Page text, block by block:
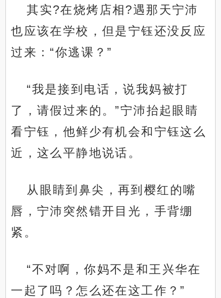
其实?在烧烤店相?遇那天宁沛
也应该在学校，但是宁钰还没反应
过来：“你逃课？”
“我是接到电话，说我妈被打
了，请假过来的。”宁沛抬起眼睛
看宁钰，他鲜少有机会和宁钰这么
近，这么平静地说话。
从眼睛到鼻尖，再到樱红的嘴
唇，宁沛突然错开目光，手背绷
紧。
“不对啊，你妈不是和王兴华在
一起了吗？怎么还在这工作？”